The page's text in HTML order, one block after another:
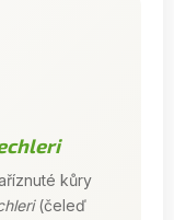
kůry
(čeleď